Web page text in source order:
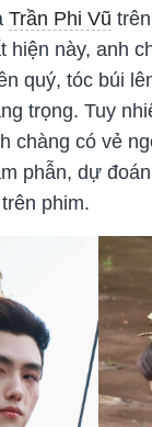
Trần Phi Vũ
hiện này, anh
quý, tóc búi
trọng. Tuy
chàng có vẻ
phẫn, dự
phim.